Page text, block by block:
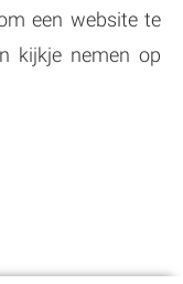
een website te
kijkje nemen op